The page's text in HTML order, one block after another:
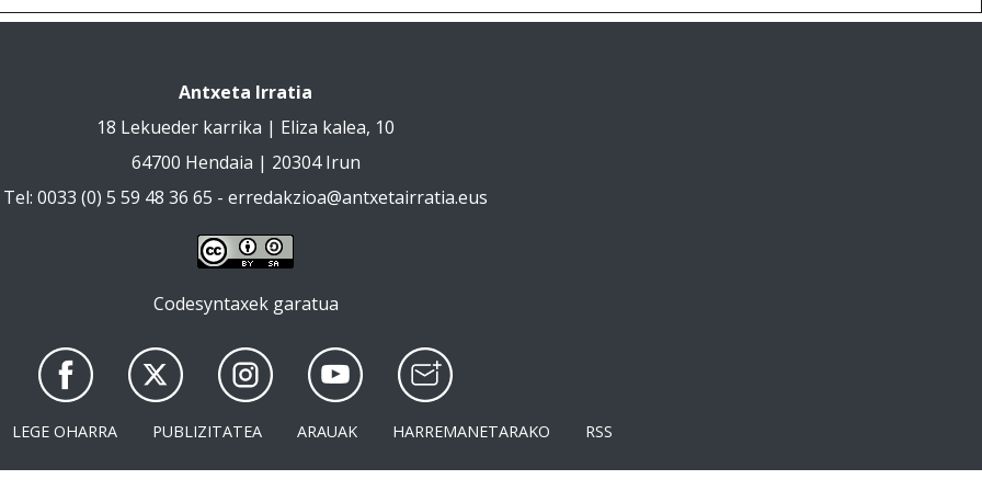
Antxeta Irratia
18 Lekueder karrika | Eliza kalea, 10
64700 Hendaia | 20304 Irun
Tel: 0033 (0) 5 59 48 36 65 - erredakzioa@antxetairratia.eus
Codesyntaxek garatua
LEGE OHARRA PUBLIZITATEA ARAUAK HARREMANETARAKO RSS